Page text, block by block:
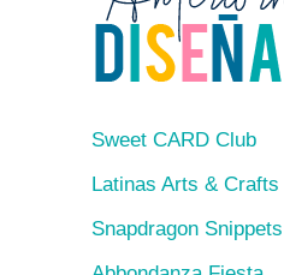
Sweet CARD Club
Latinas Arts & Crafts
Snapdragon Snippets